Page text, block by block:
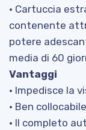
• Cartuccia
contenente
potere
media di 60
Vantaggi
• Impedisce la
• Ben
• Il completo